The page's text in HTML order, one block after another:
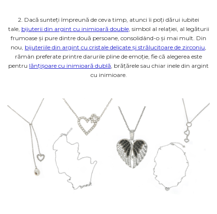
2. Dacă sunteți împreună de ceva timp, atunci îi poți dărui iubitei
tale, bijuterii din argint cu inimioară double, simbol al relației, al legăturii
frumoase și pure dintre două persoane, consolidând-o și mai mult. Din
nou, bijuteriile din argint cu cristale delicate și strălucitoare de zirconiu,
rămân preferate printre darurile pline de emoție, fie că alegerea este
pentru lănțișoare cu inimioară dublă, brățărele sau chiar inele din argint
cu inimioare.